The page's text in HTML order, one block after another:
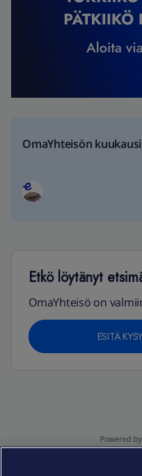
OmaYhteisön
Etkö löytänyt
OmaYhteisö on
ESITÄ